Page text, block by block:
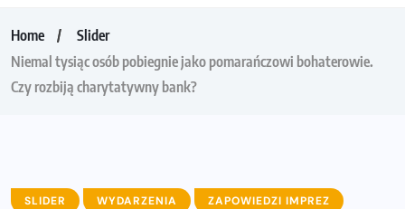
Home
Slider
Niemal tysiąc osób pobiegnie jako pomarańczowi bohaterowie.
Czy rozbiją charytatywny bank?
SLIDER WYDARZENIA ZAPOWIEDZI IMPREZ